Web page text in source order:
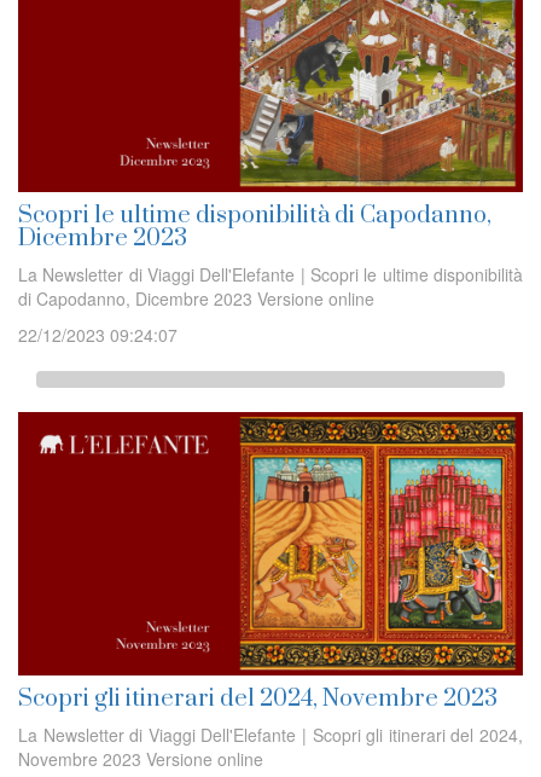
Scopri le ultime disponibilità di Capodanno,
Dicembre 2023
La Newsletter di Viaggi Dell'Elefante | Scopri le ultime disponibilità
di Capodanno, Dicembre 2023 Versione online
22/12/2023 09:24:07
Scopri gli itinerari del 2024, Novembre 2023
La Newsletter di Viaggi Dell'Elefante | Scopri gli itinerari del 2024,
Novembre 2023 Versione online